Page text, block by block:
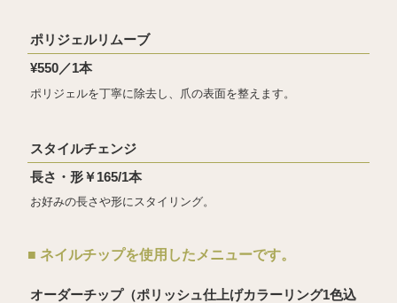
ポリジェルリムーブ
¥550／1本
ポリジェルを丁寧に除去し、爪の表面を整えます。
スタイルチェンジ
長さ・形￥165/1本
お好みの長さや形にスタイリング。
■ ネイルチップを使用したメニューです。
オーダーチップ（ポリッシュ仕上げカラーリング1色込